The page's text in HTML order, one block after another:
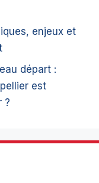
enjeux et
départ :
est
?